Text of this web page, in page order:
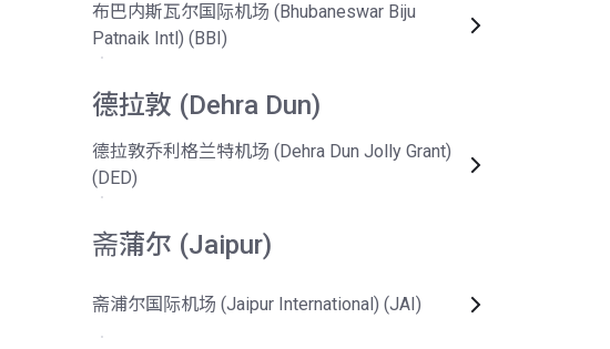
布巴内斯瓦尔国际机场 (Bhubaneswar Biju
Patnaik Intl) (BBI)
德拉敦 (Dehra Dun)
德拉敦乔利格兰特机场 (Dehra Dun Jolly Grant)
(DED)
斋蒲尔 (Jaipur)
斋浦尔国际机场 (Jaipur International) (JAI)